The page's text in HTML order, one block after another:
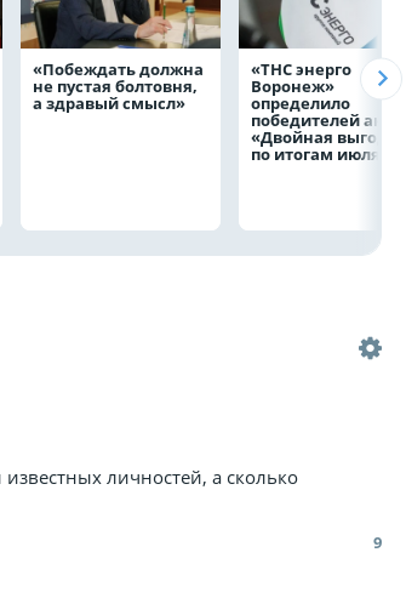
«Побеждать должна
не пустая болтовня,
а здравый смысл»
«ТНС энерго
Воронеж»
определило
победителей акции
«Двойная выгода»
по итогам июля
личностей, а сколько
9